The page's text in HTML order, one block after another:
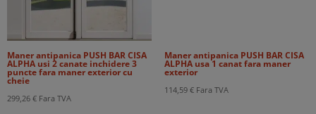
Maner antipanica PUSH BAR CISA
ALPHA usi 2 canate inchidere 3
puncte fara maner exterior cu
cheie
299,26 € Fara TVA
Maner antipanica PUSH BAR CISA
ALPHA usa 1 canat fara maner
exterior
114,59 € Fara TVA